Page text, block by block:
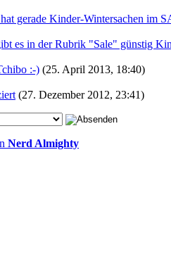
gerade Kinder-Wintersachen im
es in der Rubrik "Sale" günstig
:-) (25. April 2013, 18:40)
(27. Dezember 2012, 23:41)
Nerd Almighty